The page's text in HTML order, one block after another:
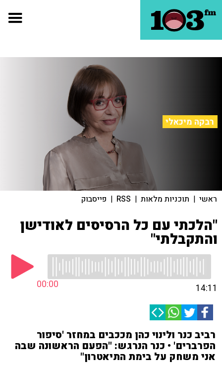
רבקה מיכאלי
ראשי | תוכניות מלאות |
RSS
| פייסבוק
"הלכתי עם כל הרסיסים לאודישן
והתקבלתי"
00:00 14:11
רביב כנר ולינוי כהן מככבים במחזר 'סיפור
הפרברים' • כנר הנרגש: "הפעם הראשונה שבה
אני משחק על בימת התיאטרון"